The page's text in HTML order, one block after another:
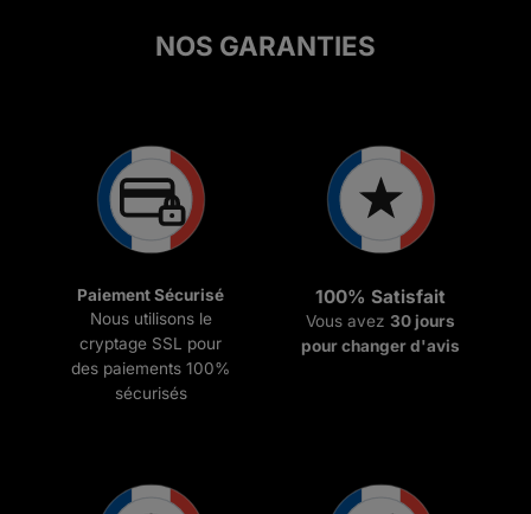
NOS GARANTIES
Paiement Sécurisé
Nous utilisons le
cryptage SSL pour
des paiements 100%
sécurisés
100% Satisfait
Vous avez 30 jours
pour changer d'avis